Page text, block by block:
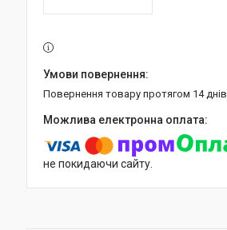
повернення товару протягом 14 днів
не покидаючи сайту.